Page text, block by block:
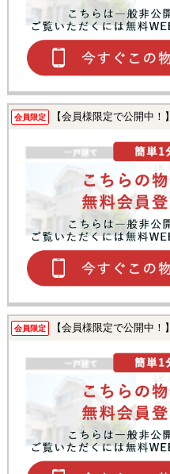
会員限定 【会員様限定で公開中！】
会員限定 【会員様限定で公開中！】